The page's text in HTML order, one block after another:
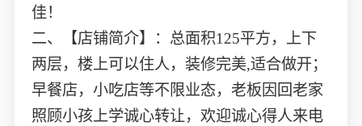
佳！
二、【店铺简介】：总面积125平方，上下
两层，楼上可以住人，装修完美,适合做开；
早餐店，小吃店等不限业态，老板因回老家
照顾小孩上学诚心转让，欢迎诚心得人来电